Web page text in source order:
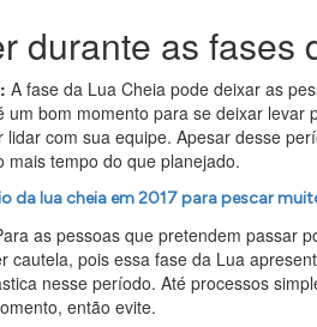
durante as fases
A fase da Lua Cheia pode deixar as
um bom momento para se deixar
lidar com sua equipe. Apesar desse
mais tempo do que planejado.
da lua cheia em 2017 para pescar
as pessoas que pretendem passar
cautela, pois essa fase da Lua
nesse período. Até processos
então evite.